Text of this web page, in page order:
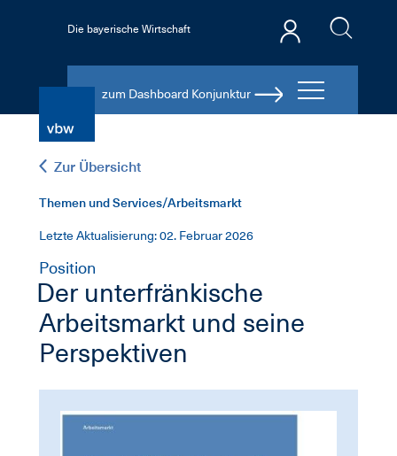
Die bayerische Wirtschaft
zum Dashboard Konjunktur
Zur Übersicht
Themen und Services/Arbeitsmarkt
Letzte Aktualisierung: 02. Februar 2026
Position
Der unterfränkische
Arbeitsmarkt und seine
Perspektiven